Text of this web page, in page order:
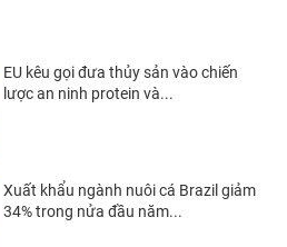
EU kêu gọi đưa thủy sản vào chiến
lược an ninh protein và...
Xuất khẩu ngành nuôi cá Brazil giảm
34% trong nửa đầu năm...